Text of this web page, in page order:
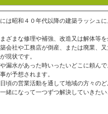
は昭和４０年代以降の建築ラッシュ
ざまな修理や補強、改造又は解体等を
会社や工務店が倒産、または廃業、
現状です。
漏水があった時いったいどこに頼ん
が予想されます。
頃の営業活動を通して地域の方々の
緒になって一つずつ解決していきたい